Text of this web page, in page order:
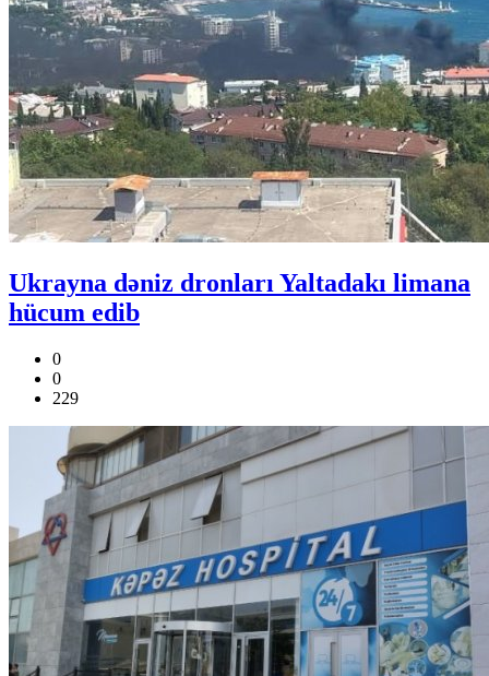
Ukrayna dəniz dronları Yaltadakı limana
hücum edib
0
0
229